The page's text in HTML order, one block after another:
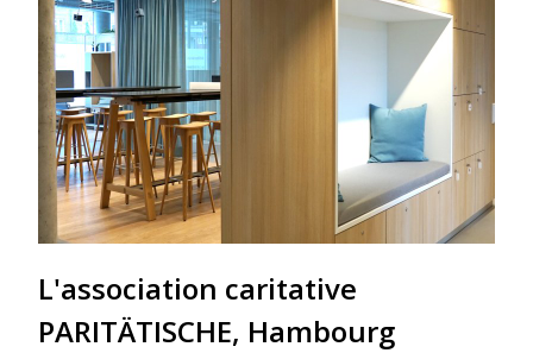
L'association caritative
PARITÄTISCHE, Hambourg